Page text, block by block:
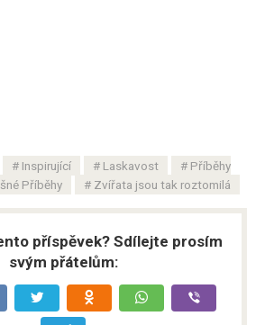
Inspirující Laskavost
Příběhy
Příběhy Zvířata jsou tak roztomilá
příspěvek? Sdílejte prosím
svým přátelům: